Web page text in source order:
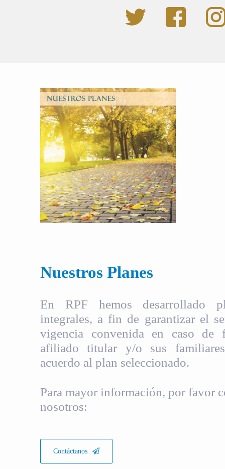
Nuestros Planes
En RPF hemos desarrollado
integrales, a fin de garantizar el
vigencia convenida en caso de
afiliado titular y/o sus
acuerdo al plan seleccionado.
Para mayor información, por favor
nosotros:
Contáctanos